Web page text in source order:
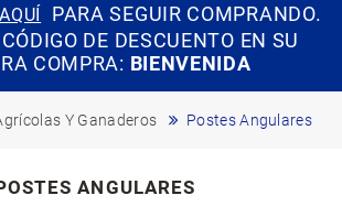
AQUÍ
PARA SEGUIR COMPRANDO.
DE DESCUENTO EN SU
COMPRA: BIENVENIDA
Y Ganaderos Postes Angulares
ANGULARES